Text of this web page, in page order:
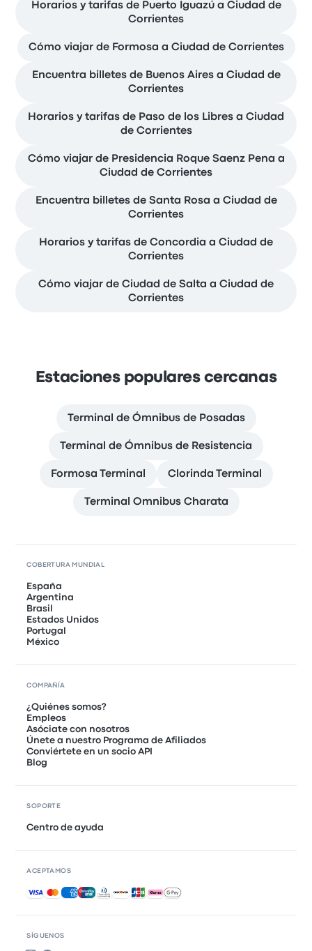
Horarios y tarifas de Puerto Iguazú a Ciudad de
Corrientes
Cómo viajar de Formosa a Ciudad de Corrientes
Encuentra billetes de Buenos Aires a Ciudad de
Corrientes
Horarios y tarifas de Paso de los Libres a Ciudad
de Corrientes
Cómo viajar de Presidencia Roque Saenz Pena a
Ciudad de Corrientes
Encuentra billetes de Santa Rosa a Ciudad de
Corrientes
Horarios y tarifas de Concordia a Ciudad de
Corrientes
Cómo viajar de Ciudad de Salta a Ciudad de
Corrientes
Estaciones populares cercanas
Terminal de Ómnibus de Posadas
Terminal de Ómnibus de Resistencia
Formosa Terminal Clorinda Terminal
Terminal Omnibus Charata
SÍGUENOS
COBERTURA MUNDIAL
España
Argentina
Brasil
Estados Unidos
Portugal
México
COMPAÑÍA
¿Quiénes somos?
Empleos
Asóciate con nosotros
Únete a nuestro Programa de Afiliados
Conviértete en un socio API
Blog
SOPORTE
Centro de ayuda
ACEPTAMOS
Pagos aceptados